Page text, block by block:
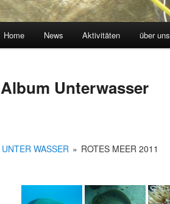
Home News Aktivitäten über uns
Album Unterwasser
UNTER WASSER » ROTES MEER 2011